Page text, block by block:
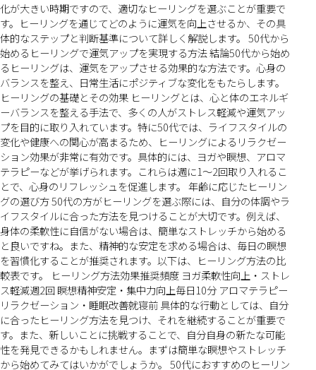
化が大きい時期ですので、適切なヒーリングを選ぶことが重要で
す。ヒーリングを通じてどのように運気を向上させるか、その具
体的なステップと判断基準について詳しく解説します。 50代から
始めるヒーリングで運気アップを実現する方法 結論50代から始め
るヒーリングは、運気をアップさせる効果的な方法です。心身の
バランスを整え、日常生活にポジティブな変化をもたらします。
ヒーリングの基礎とその効果 ヒーリングとは、心と体のエネルギ
ーバランスを整える手法で、多くの人がストレス軽減や運気アッ
プを目的に取り入れています。特に50代では、ライフスタイルの
変化や健康への関心が高まるため、ヒーリングによるリラクゼー
ション効果が非常に有効です。具体的には、ヨガや瞑想、アロマ
テラピーなどが挙げられます。これらは週に1〜2回取り入れるこ
とで、心身のリフレッシュを促進します。 年齢に応じたヒーリン
グの選び方 50代の方がヒーリングを選ぶ際には、自分の体調やラ
イフスタイルに合った方法を見つけることが大切です。例えば、
身体の柔軟性に自信がない場合は、簡単なストレッチから始める
と良いですね。また、精神的な安定を求める場合は、毎日の瞑想
を習慣化することが推奨されます。以下は、ヒーリング方法の比
較表です。 ヒーリング方法効果推奨頻度 ヨガ柔軟性向上・ストレ
ス軽減週2回 瞑想精神安定・集中力向上毎日10分 アロマテラピー
リラクゼーション・睡眠改善就寝前 具体的な行動としては、自分
に合ったヒーリング方法を見つけ、それを継続することが重要で
す。また、新しいことに挑戦することで、自分自身の新たな可能
性を発見できるかもしれません。まずは簡単な瞑想やストレッチ
から始めてみてはいかがでしょうか。 50代におすすめのヒーリン